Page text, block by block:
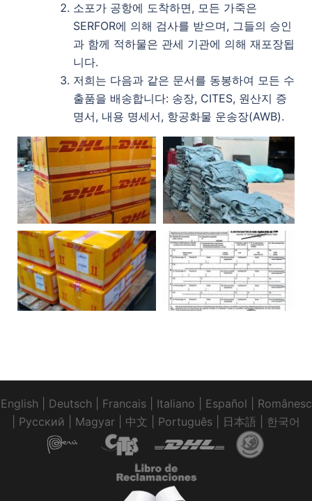
소포가 공항에 도착하면, 모든 가죽은
SERFOR에 의해 검사를 받으며, 그들의 승인
과 함께 적하물은 관세 기관에 의해 재포장됩
니다.
저희는 다음과 같은 문서를 동봉하여 모든 수
출품을 배송합니다: 송장, CITES, 원산지 증
명서, 내용 명세서, 항공화물 운송장(AWB).
English Deutsch Francais| Italiano Español
Românesc
Pусский Magyar 中文 Português 日本語 한국어